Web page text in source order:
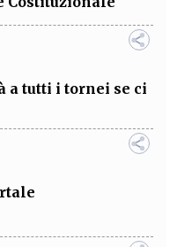
a tutti i tornei se ci